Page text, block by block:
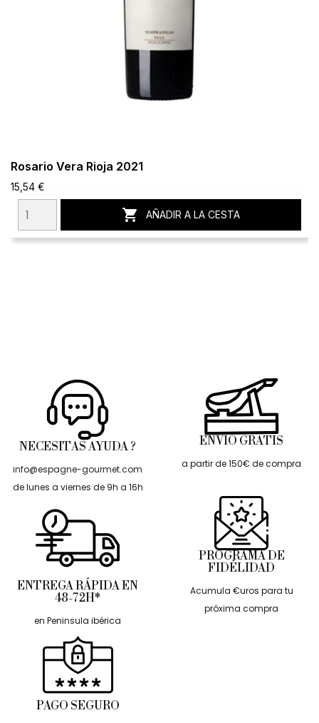
Rosario Vera Rioja 2021
15,54 €
 AÑADIR A LA CESTA
NECESITAS AYUDA ?
info@espagne-gourmet.com
de lunes a viernes de 9h a 16h
ENVÍO GRATIS
a partir de 150€ de compra
ENTREGA RÁPIDA EN
48-72H*
en Peninsula ibérica
PROGRAMA DE
FIDÉLIDAD
Acumula €uros para tu
próxima compra
PAGO SEGURO